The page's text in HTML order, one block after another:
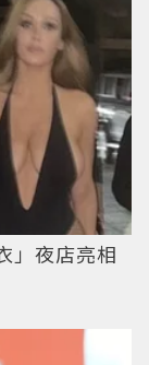
」夜店亮相